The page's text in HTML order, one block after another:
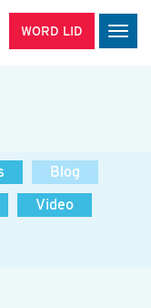
WORD LID
Blog
Video